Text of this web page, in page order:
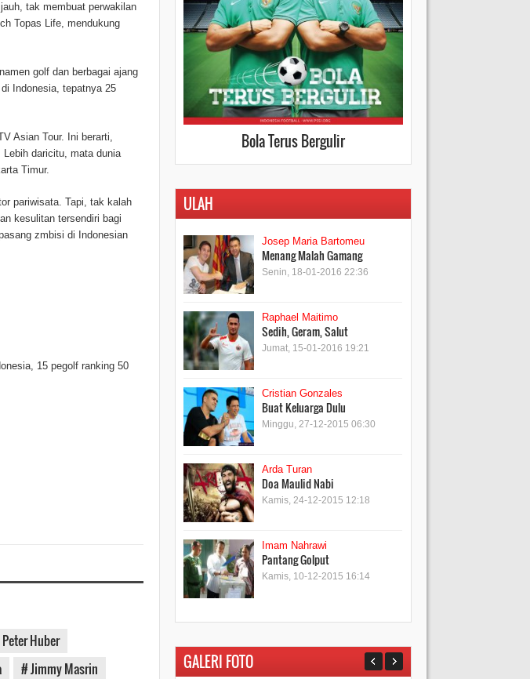
tak membuat perwakilan
Topas Life, mendukung
golf dan berbagai ajang
Indonesia, tepatnya 25
Asian Tour. Ini berarti,
daricitu, mata dunia
Timur.
pariwisata. Tapi, tak kalah
kesulitan tersendiri bagi
zmbisi di Indonesian
15 pegolf ranking 50
Huber
# Jimmy Masrin
Bola Terus Bergulir
ULAH
Josep Maria Bartomeu
Menang Malah Gamang
Senin, 18-01-2016 22:36
Raphael Maitimo
Sedih, Geram, Salut
Jumat, 15-01-2016 19:21
Cristian Gonzales
Buat Keluarga Dulu
Minggu, 27-12-2015 06:30
Arda Turan
Doa Maulid Nabi
Kamis, 24-12-2015 12:18
Imam Nahrawi
Pantang Golput
Kamis, 10-12-2015 16:14
GALERI FOTO